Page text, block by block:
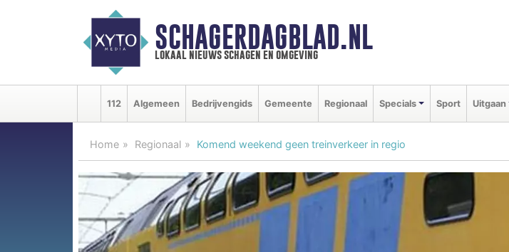
SCHAGERDAGBLAD.NL
lokaal nieuws schagen en omgeving
112 Algemeen Bedrijvengids Gemeente Regionaal Specials Sport Uitgaan
Home Regionaal Komend weekend geen treinverkeer in regio